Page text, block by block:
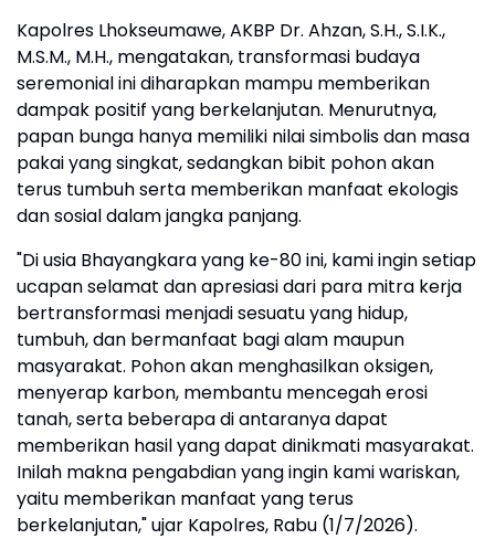
Kapolres Lhokseumawe, AKBP Dr. Ahzan, S.H., S.I.K.,
M.S.M., M.H., mengatakan, transformasi budaya
seremonial ini diharapkan mampu memberikan
dampak positif yang berkelanjutan. Menurutnya,
papan bunga hanya memiliki nilai simbolis dan masa
pakai yang singkat, sedangkan bibit pohon akan
terus tumbuh serta memberikan manfaat ekologis
dan sosial dalam jangka panjang.
"Di usia Bhayangkara yang ke-80 ini, kami ingin setiap
ucapan selamat dan apresiasi dari para mitra kerja
bertransformasi menjadi sesuatu yang hidup,
tumbuh, dan bermanfaat bagi alam maupun
masyarakat. Pohon akan menghasilkan oksigen,
menyerap karbon, membantu mencegah erosi
tanah, serta beberapa di antaranya dapat
memberikan hasil yang dapat dinikmati masyarakat.
Inilah makna pengabdian yang ingin kami wariskan,
yaitu memberikan manfaat yang terus
berkelanjutan," ujar Kapolres, Rabu (1/7/2026).